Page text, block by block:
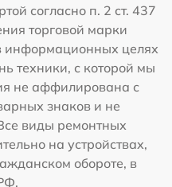
согласно п. 2 ст. 437
торговой марки
информационных целях
техники, с которой мы
не аффилирована с
знаков и не
виды ремонтных
на устройствах,
обороте, в